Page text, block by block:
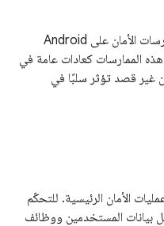
من المهم أن تكون على دراية بأفضل ممارسات الأمان على Android
الممارسات كعادات عامة في
غير قصد تؤثر سلبًا في
الأمان الرئيسية. للتحكّم
بيانات المستخدمين ووظائف